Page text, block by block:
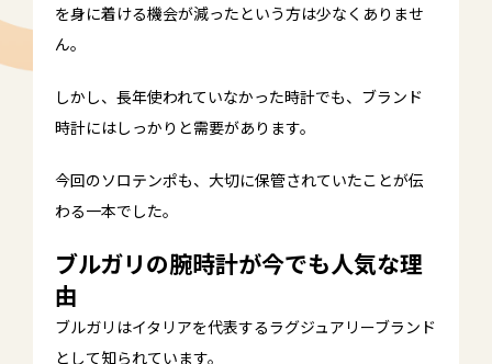
を身に着ける機会が減ったという方は少なくありませ
ん。
しかし、長年使われていなかった時計でも、ブランド
時計にはしっかりと需要があります。
今回のソロテンポも、大切に保管されていたことが伝
わる一本でした。
ブルガリの腕時計が今でも人気な理
由
ブルガリはイタリアを代表するラグジュアリーブランド
として知られています。